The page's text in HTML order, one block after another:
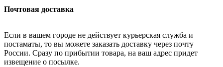
Почтовая доставка
Если в вашем городе не действует курьерская служба и
постаматы, то вы можете заказать доставку через почту
России. Сразу по прибытии товара, на ваш адрес придет
извещение о посылке.